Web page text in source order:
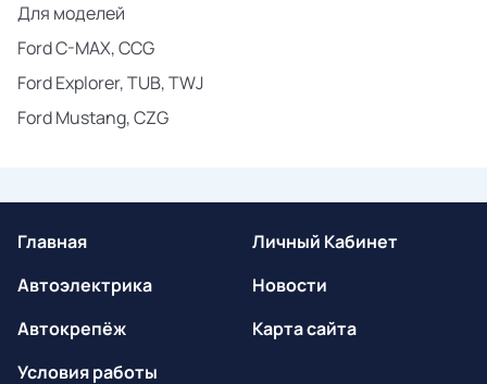
Для моделей
Ford C-MAX, CCG
Ford Explorer, TUB, TWJ
Ford Mustang, CZG
Главная
Автоэлектрика
Автокрепёж
Условия работы
Личный Кабинет
Новости
Карта сайта